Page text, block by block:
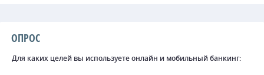
ОПРОС
Для каких целей вы используете онлайн и мобильный банкинг: